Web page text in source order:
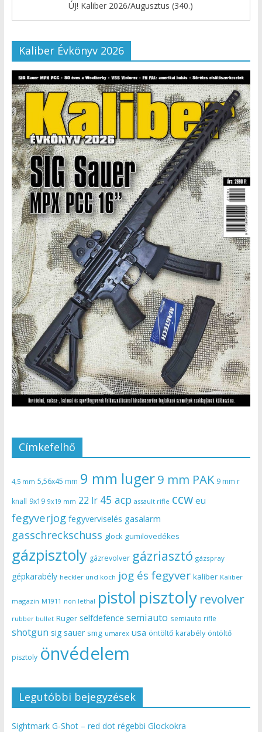
ÚJ! Kaliber 2026/Augusztus (340.)
Kaliber Évkönyv 2026
Címkefelhő
4,5 mm 5,56x45 mm 9 mm luger9 mm PAK 9 mm r
knall 9x19 9x19 mm 22 lr 45 acp assault rifle ccw eu
fegyverjog fegyverviselés gasalarm
gasschreckschuss glock gumilövedékes
gázpisztoly gázrevolver gázriasztó gázspray
gépkarabély heckler und koch jog és fegyver kaliber Kaliber
magazin M1911 non lethal pistol pisztoly revolver
rubber bullet Ruger selfdefence semiauto semiauto rifle
shotgun sig sauer smg umarex usa öntöltő karabély öntöltő
pisztoly önvédelem
Legutóbbi bejegyzések
Sightmark G-Shot – red dot régebbi Glockokra